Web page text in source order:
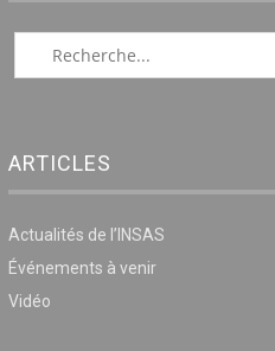
ARTICLES
Actualités de l’INSAS
Événements à venir
Vidéo